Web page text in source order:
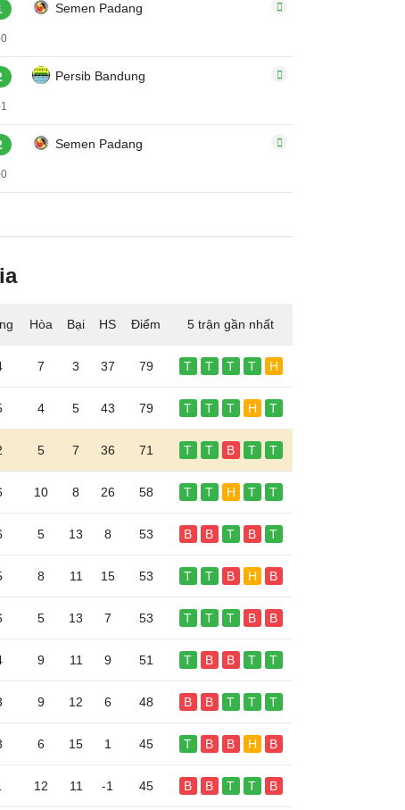
Semen Padang
Persib Bandung
Semen Padang
Hòa Bại HS Điểm 5 trận gần nhất
7 3 37 79 T T T T H
4 5 43 79 T T T H T
5 7 36 71 T T B T T
10 8 26 58 T T H T T
5 13 8 53 B B T B T
8 11 15 53 T T B H B
5 13 7 53 T T T B B
9 11 9 51 T B B T T
9 12 6 48 B B T T T
6 15 1 45 T B B H B
12 11 -1 45 B B T T B